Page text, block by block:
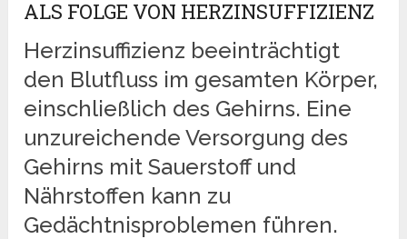
ALS FOLGE VON HERZINSUFFIZIENZ
Herzinsuffizienz beeinträchtigt
den Blutfluss im gesamten Körper,
einschließlich des Gehirns. Eine
unzureichende Versorgung des
Gehirns mit Sauerstoff und
Nährstoffen kann zu
Gedächtnisproblemen führen.